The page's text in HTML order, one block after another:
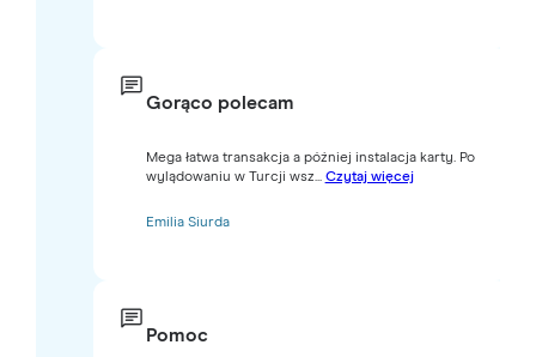
Gorąco polecam
Mega łatwa transakcja a później instalacja karty. Po
wylądowaniu w Turcji wsz... Czytaj więcej
Emilia Siurda
Pomoc